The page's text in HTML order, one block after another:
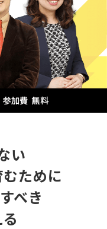
い
むために
べき